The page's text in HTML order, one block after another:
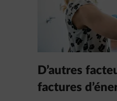
D’autres
factures